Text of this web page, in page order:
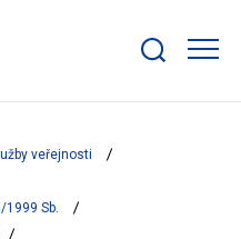
bar
veřejnosti
Sb.